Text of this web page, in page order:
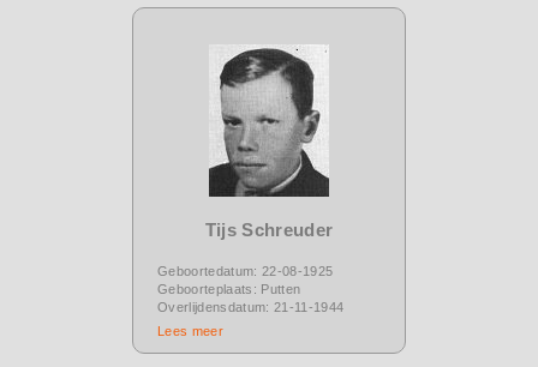
Tijs Schreuder
Geboortedatum: 22-08-1925
Geboorteplaats: Putten
Overlijdensdatum: 21-11-1944
Lees meer